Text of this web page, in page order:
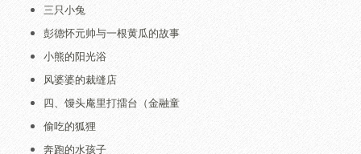
三只小兔
彭德怀元帅与一根黄瓜的故事
小熊的阳光浴
风婆婆的裁缝店
四、馒头庵里打擂台（金融童
偷吃的狐狸
奔跑的水孩子